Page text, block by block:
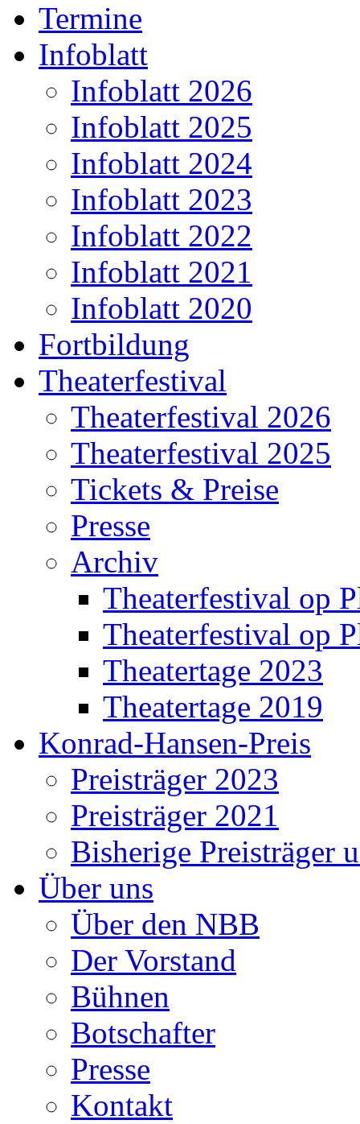
Termine
Infoblatt
Infoblatt 2026
Infoblatt 2025
Infoblatt 2024
Infoblatt 2023
Infoblatt 2022
Infoblatt 2021
Infoblatt 2020
Fortbildung
Theaterfestival
Theaterfestival 2026
Theaterfestival 2025
Tickets & Preise
Presse
Archiv
Theaterfestival op
Theaterfestival op
Theatertage 2023
Theatertage 2019
Konrad-Hansen-Preis
Preisträger 2023
Preisträger 2021
Bisherige Preisträger
Über uns
Über den NBB
Der Vorstand
Bühnen
Botschafter
Presse
Kontakt